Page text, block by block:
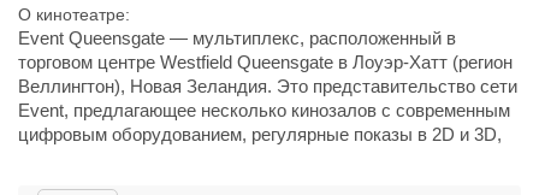
О кинотеатре
Event Queensgate — мультиплекс, расположенный в
торговом центре Westfield Queensgate в Лоуэр-Хатт (регион
Веллингтон), Новая Зеландия. Это представительство сети
Event, предлагающее несколько кинозалов с современным
цифровым оборудованием, регулярные показы в 2D и 3D,